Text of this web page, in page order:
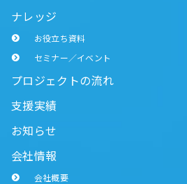
ナレッジ
お役立ち資料
セミナー／イベント
プロジェクトの流れ
支援実績
お知らせ
会社情報
会社概要